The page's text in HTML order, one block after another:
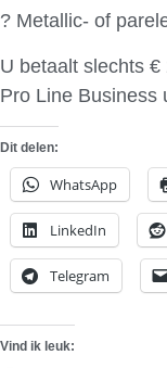
? Metallic- of
U betaalt slechts
Pro Line Business
Dit delen:
WhatsApp
LinkedIn
Telegram
Vind ik leuk: